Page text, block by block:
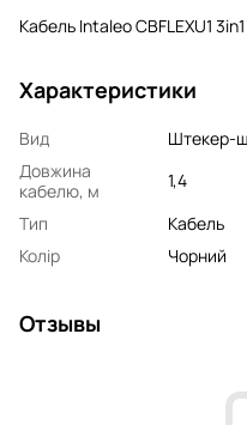
Кабель Intaleo CBFLEXU1
Характеристики
Вид
Штекер-
Довжина
кабелю, м
1,4
Тип
Кабель
Колір
Чорний
Отзывы